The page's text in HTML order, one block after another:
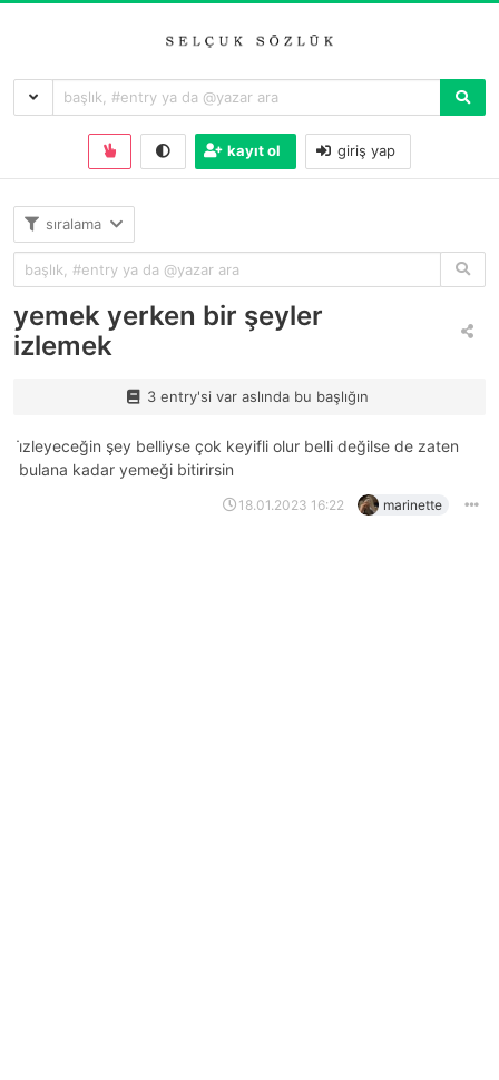
kayıt ol giriş yap
sıralama
yemek yerken bir şeyler
izlemek
3 entry'si var aslında bu başlığın
i̇zleyeceğin şey belliyse çok keyifli olur belli değilse de zaten
bulana kadar yemeği bitirirsin
18.01.2023 16:22 marinette